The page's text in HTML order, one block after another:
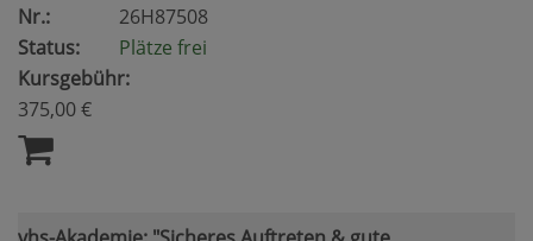
Nr.:
26H87508
Status:
Plätze frei
Kursgebühr:
375,00 €